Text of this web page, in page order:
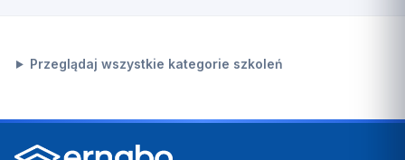
Przeglądaj wszystkie kategorie szkoleń